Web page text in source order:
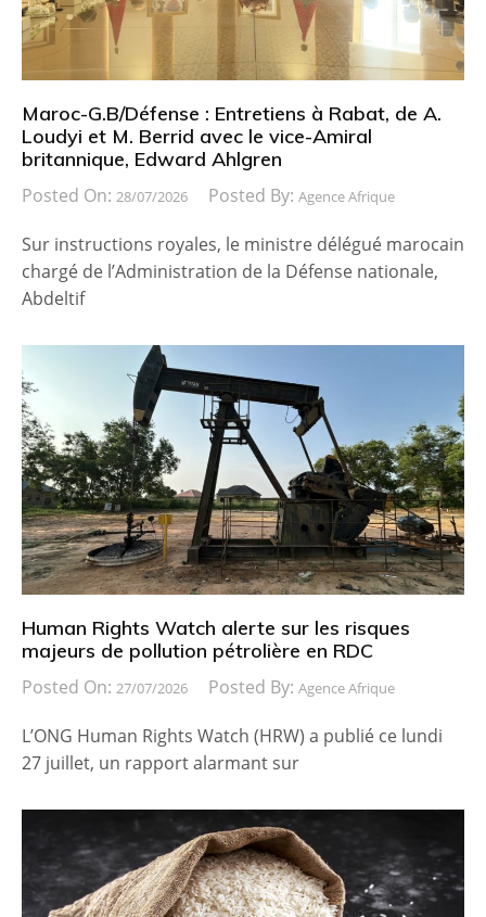
Maroc-G.B/Défense : Entretiens à Rabat, de A.
Loudyi et M. Berrid avec le vice-Amiral
britannique, Edward Ahlgren
Posted On: 28/07/2026 Posted By: Agence Afrique
Sur instructions royales, le ministre délégué marocain
chargé de l’Administration de la Défense nationale,
Abdeltif
Human Rights Watch alerte sur les risques
majeurs de pollution pétrolière en RDC
Posted On: 27/07/2026 Posted By: Agence Afrique
L’ONG Human Rights Watch (HRW) a publié ce lundi
27 juillet, un rapport alarmant sur